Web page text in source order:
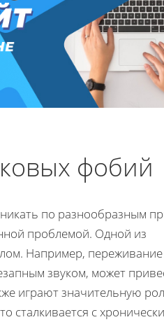
фобий
по разнообразным
проблемой. Одной из
Например, переживание
звуком, может
играют значительную
сталкивается с